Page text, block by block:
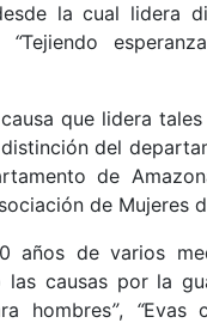
la cual lidera
“Tejiendo
que lidera
del
de
de Mujeres
años de varios
las causas por la
hombres”, “Evas